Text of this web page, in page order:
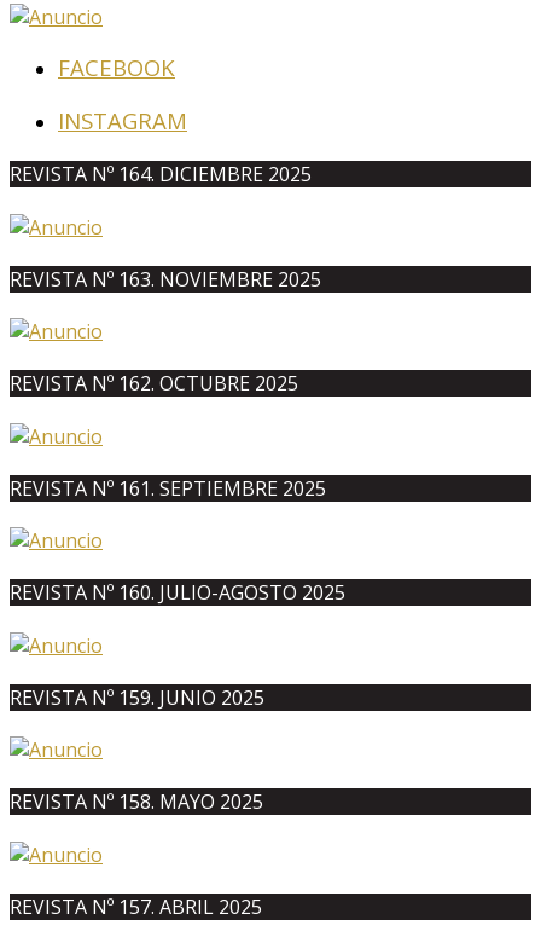
FACEBOOK
INSTAGRAM
REVISTA Nº 164. DICIEMBRE 2025
REVISTA Nº 163. NOVIEMBRE 2025
REVISTA Nº 162. OCTUBRE 2025
REVISTA Nº 161. SEPTIEMBRE 2025
REVISTA Nº 160. JULIO-AGOSTO 2025
REVISTA Nº 159. JUNIO 2025
REVISTA Nº 158. MAYO 2025
REVISTA Nº 157. ABRIL 2025